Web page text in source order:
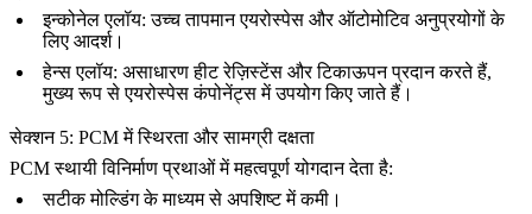
इन्कोनेल एलॉय: उच्च तापमान एयरोस्पेस और ऑटोमोटिव अनुप्रयोगों के
लिए आदर्श।
हेन्स एलॉय: असाधारण हीट रेज़िस्टेंस और टिकाऊपन प्रदान करते हैं,
मुख्य रूप से एयरोस्पेस कंपोनेंट्स में उपयोग किए जाते हैं।
सेक्शन 5: PCM में स्थिरता और सामग्री दक्षता
PCM स्थायी विनिर्माण प्रथाओं में महत्वपूर्ण योगदान देता है:
सटीक मोल्डिंग के माध्यम से अपशिष्ट में कमी।